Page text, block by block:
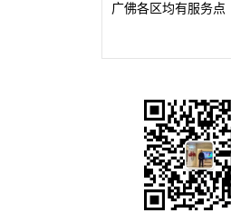
广佛各区均有服务点